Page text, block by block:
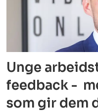
Unge
feedback -
som gir dem